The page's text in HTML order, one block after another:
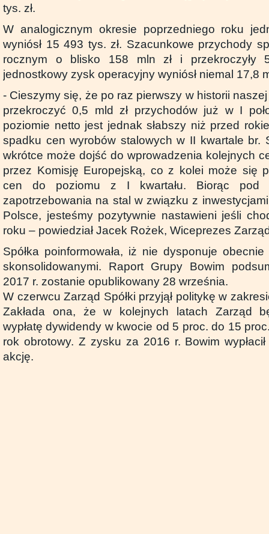
tys. zł.
W analogicznym okresie poprzedniego roku
wyniósł 15 493 tys. zł. Szacunkowe przychody
rocznym o blisko 158 mln zł i przekroczyły
jednostkowy zysk operacyjny wyniósł niemal 17,8
- Cieszymy się, że po raz pierwszy w historii naszej
przekroczyć 0,5 mld zł przychodów już w I
poziomie netto jest jednak słabszy niż przed
spadku cen wyrobów stalowych w II kwartale br.
wkrótce może dojść do wprowadzenia kolejnych
przez Komisję Europejską, co z kolei może się
cen do poziomu z I kwartału. Biorąc pod
zapotrzebowania na stal w związku z
Polsce, jesteśmy pozytywnie nastawieni jeśli
roku – powiedział Jacek Rożek, Wiceprezes
Spółka poinformowała, iż nie dysponuje
skonsolidowanymi. Raport Grupy Bowim
2017 r. zostanie opublikowany 28 września.
W czerwcu Zarząd Spółki przyjął politykę w
Zakłada ona, że w kolejnych latach Zarząd
wypłatę dywidendy w kwocie od 5 proc. do 15
rok obrotowy. Z zysku za 2016 r. Bowim
akcję.